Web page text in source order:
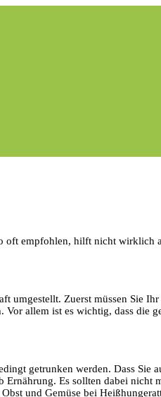
oft empfohlen, hilft nicht wirklich
umgestellt. Zuerst müssen Sie
allem ist es wichtig, dass die
getrunken werden. Dass Sie
Es sollten dabei nicht
und Gemüse bei